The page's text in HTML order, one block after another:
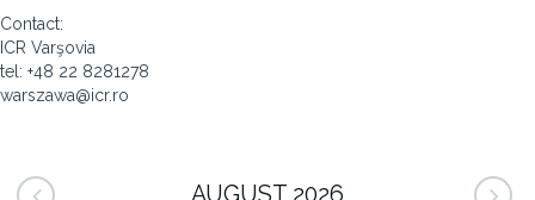
Contact:
ICR Varşovia
tel: +48 22 8281278
warszawa@icr.ro